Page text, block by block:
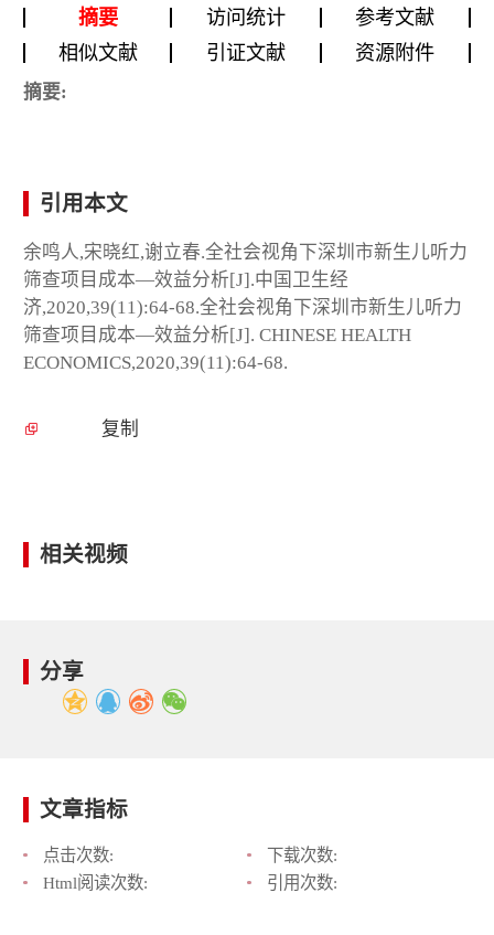
摘要 访问统计
参考文献
相似文献
引证文献 资源附件
摘要:
引用本文
余鸣人,宋晓红,谢立春.全社会视角下深圳市新生儿听力
筛查项目成本—效益分析[J].中国卫生经
济,2020,39(11):64-68.全社会视角下深圳市新生儿听力
筛查项目成本—效益分析[J]. CHINESE HEALTH
ECONOMICS,2020,39(11):64-68.
复制
相关视频
分享
文章指标
点击次数:
下载次数:
Html阅读次数:
引用次数: